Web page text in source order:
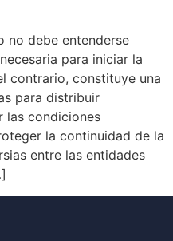
no debe entenderse
para iniciar la
contrario, constituye una
para distribuir
las condiciones
la continuidad de la
entre las entidades